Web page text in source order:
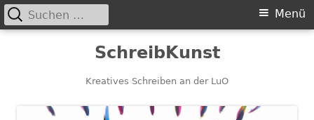
SchreibKunst
Kreatives Schreiben an der LuO
Primäres
Menü
Suchen
nach: